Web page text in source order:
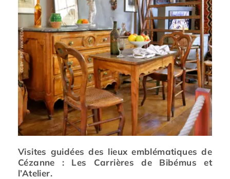
Restauration
Actualité
Avantages
Visites guidées des lieux emblématiques de
Cézanne : Les Carrières de Bibémus et
l’Atelier.